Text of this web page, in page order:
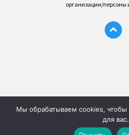
организации/персоны
Мы обрабатываем cookies, чтобы
для вас.